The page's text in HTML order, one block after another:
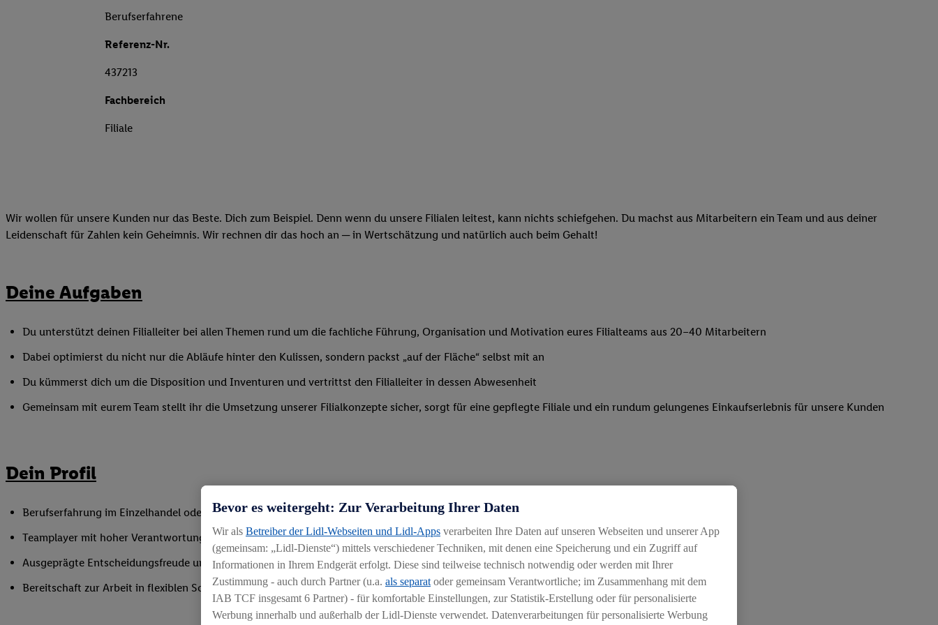
Berufserfahrene
Referenz-Nr.
437213
Fachbereich
Filiale
Wir wollen für unsere Kunden nur das Beste. Dich zum Beispiel. Denn wenn du unsere Filialen leitest, kann nichts schiefgehen. Du machst aus Mitarbeitern ein Team und aus deiner
Leidenschaft für Zahlen kein Geheimnis. Wir rechnen dir das hoch an ─ in Wertschätzung und natürlich auch beim Gehalt!
Deine Aufgaben
Du unterstützt deinen Filialleiter bei allen Themen rund um die fachliche Führung, Organisation und Motivation eures Filialteams aus 20–40 Mitarbeitern
Dabei optimierst du nicht nur die Abläufe hinter den Kulissen, sondern packst „auf der Fläche“ selbst mit an
Du kümmerst dich um die Disposition und Inventuren und vertrittst den Filialleiter in dessen Abwesenheit
Gemeinsam mit eurem Team stellt ihr die Umsetzung unserer Filialkonzepte sicher, sorgt für eine gepflegte Filiale und ein rundum gelungenes Einkaufserlebnis für unsere Kunden
Dein Profil
Berufserfahrung im Einzelhandel oder einer vergleichbaren Branche mit erster Führungserfahrung in einer ähnlich verantwortungsvollen Position
Teamplayer mit hoher Verantwortungsbereitschaft und der Fähigkeit, Mitarbeiter zu begeistern und zu motivieren
Ausgeprägte Entscheidungsfreude und Ergebnisorientierung
Bereitschaft zur Arbeit in flexiblen Schichtmodellen
Bevor es weitergeht: Zur Verarbeitung Ihrer Daten
Wir als Betreiber der Lidl-Webseiten und Lidl-Apps verarbeiten Ihre Daten auf unseren Webseiten und unserer App
(gemeinsam: „Lidl-Dienste“) mittels verschiedener Techniken, mit denen eine Speicherung und ein Zugriff auf
Informationen in Ihrem Endgerät erfolgt. Diese sind teilweise technisch notwendig oder werden mit Ihrer
Zustimmung - auch durch Partner (u.a. als separat oder gemeinsam Verantwortliche; im Zusammenhang mit dem
IAB TCF insgesamt 6 Partner) - für komfortable Einstellungen, zur Statistik-Erstellung oder für personalisierte
Werbung innerhalb und außerhalb der Lidl-Dienste verwendet. Datenverarbeitungen für personalisierte Werbung